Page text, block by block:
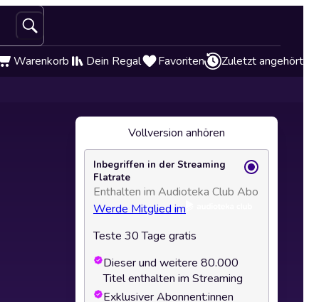
Warenkorb Dein Regal Favoriten Zuletzt angehört
Vollversion anhören
Inbegriffen in der Streaming
Flatrate
Enthalten im Audioteka Club Abo
Werde Mitglied im
Teste 30 Tage gratis
Dieser und weitere 80.000
Titel enthalten im Streaming
Exklusiver Abonnent:innen